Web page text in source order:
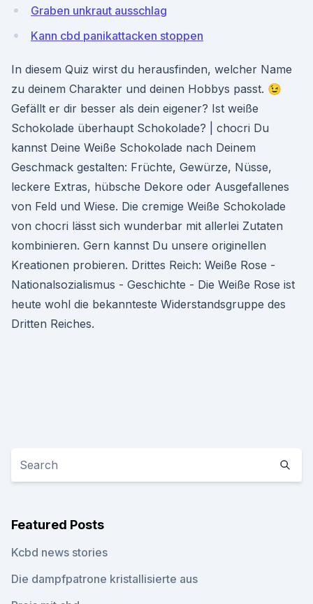
Graben unkraut ausschlag
Kann cbd panikattacken stoppen
In diesem Quiz wirst du herausfinden, welcher Name
zu deinem Charakter und deinen Hobbys passt. 😉
Gefällt er dir besser als dein eigener? Ist weiße
Schokolade überhaupt Schokolade? | chocri Du
kannst Deine Weiße Schokolade nach Deinem
Geschmack gestalten: Früchte, Gewürze, Nüsse,
leckere Extras, hübsche Dekore oder Ausgefallenes
von Feld und Wiese. Die cremige Weiße Schokolade
von chocri lässt sich wunderbar mit allerlei Zutaten
kombinieren. Gern kannst Du unsere originellen
Kreationen probieren. Drittes Reich: Weiße Rose -
Nationalsozialismus - Geschichte - Die Weiße Rose ist
heute wohl die bekannteste Widerstandsgruppe des
Dritten Reiches.
Featured Posts
Kcbd news stories
Die dampfpatrone kristallisierte aus